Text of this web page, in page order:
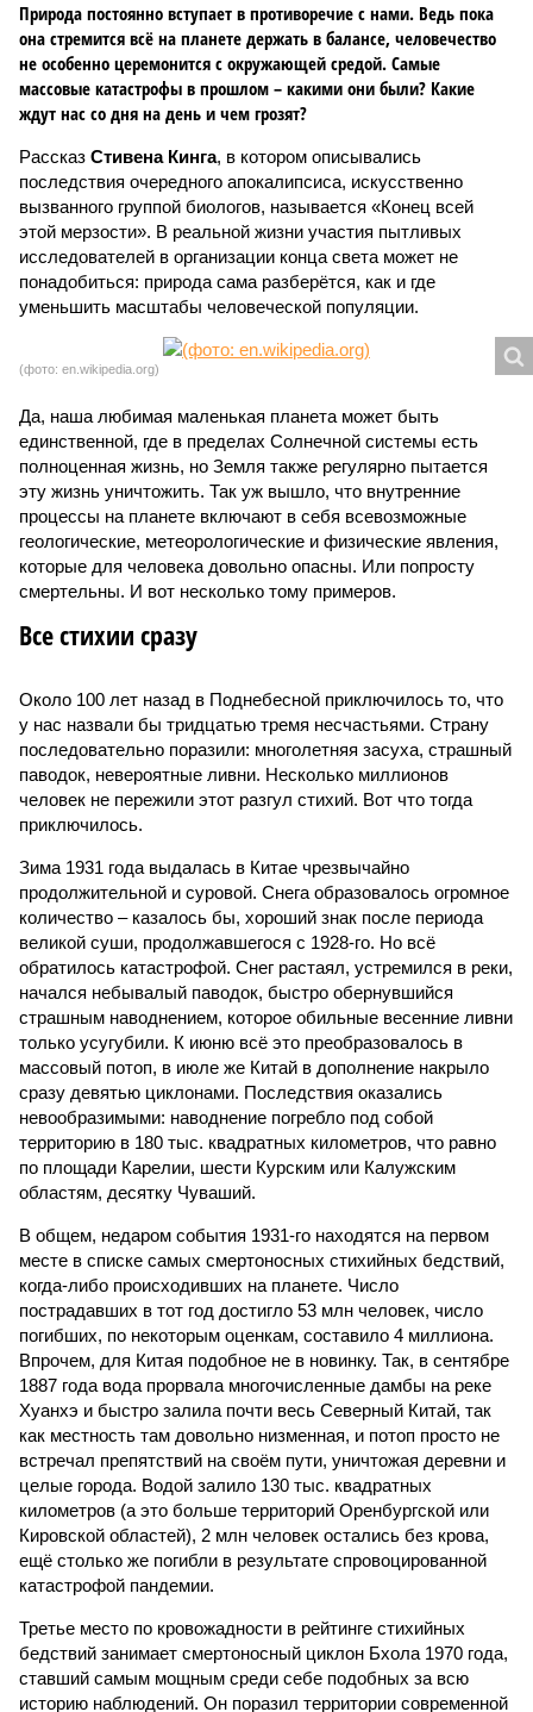
Природа постоянно вступает в противоречие с нами. Ведь пока
она стремится всё на планете держать в балансе, человечество
не особенно церемонится с окружающей средой. Самые
массовые катастрофы в прошлом – какими они были? Какие
ждут нас со дня на день и чем грозят?
Рассказ Стивена Кинга, в котором описывались
последствия очередного апокалипсиса, искусственно
вызванного группой биологов, называется «Конец всей
этой мерзости». В реальной жизни участия пытливых
исследователей в организации конца света может не
понадобиться: природа сама разберётся, как и где
уменьшить масштабы человеческой популяции.
(фото: en.wikipedia.org)
Да, наша любимая маленькая планета может быть
единственной, где в пределах Солнечной системы есть
полноценная жизнь, но Земля также регулярно пытается
эту жизнь уничтожить. Так уж вышло, что внутренние
процессы на планете включают в себя всевозможные
геологические, метеорологические и физические явления,
которые для человека довольно опасны. Или попросту
смертельны. И вот несколько тому примеров.
Все стихии сразу
Около 100 лет назад в Поднебесной приключилось то, что
у нас назвали бы тридцатью тремя несчастьями. Страну
последовательно поразили: многолетняя засуха, страшный
паводок, невероятные ливни. Несколько миллионов
человек не пережили этот разгул стихий. Вот что тогда
приключилось.
Зима 1931 года выдалась в Китае чрезвычайно
продолжительной и суровой. Снега образовалось огромное
количество – казалось бы, хороший знак после периода
великой суши, продолжавшегося с 1928-го. Но всё
обратилось катастрофой. Снег растаял, устремился в реки,
начался небывалый паводок, быстро обернувшийся
страшным наводнением, которое обильные весенние ливни
только усугубили. К июню всё это преобразовалось в
массовый потоп, в июле же Китай в дополнение накрыло
сразу девятью циклонами. Последствия оказались
невообразимыми: наводнение погребло под собой
территорию в 180 тыс. квадратных километров, что равно
по площади Карелии, шести Курским или Калужским
областям, десятку Чуваший.
В общем, недаром события 1931-го находятся на первом
месте в списке самых смертоносных стихийных бедствий,
когда-либо происходивших на планете. Число
пострадавших в тот год достигло 53 млн человек, число
погибших, по некоторым оценкам, составило 4 миллиона.
Впрочем, для Китая подобное не в новинку. Так, в сентябре
1887 года вода прорвала многочисленные дамбы на реке
Хуанхэ и быстро залила почти весь Северный Китай, так
как местность там довольно низменная, и потоп просто не
встречал препятствий на своём пути, уничтожая деревни и
целые города. Водой залило 130 тыс. квадратных
километров (а это больше территорий Оренбургской или
Кировской областей), 2 млн человек остались без крова,
ещё столько же погибли в результате спровоцированной
катастрофой пандемии.
Третье место по кровожадности в рейтинге стихийных
бедствий занимает смертоносный циклон Бхола 1970 года,
ставший самым мощным среди себе подобных за всю
историю наблюдений. Он поразил территории современной